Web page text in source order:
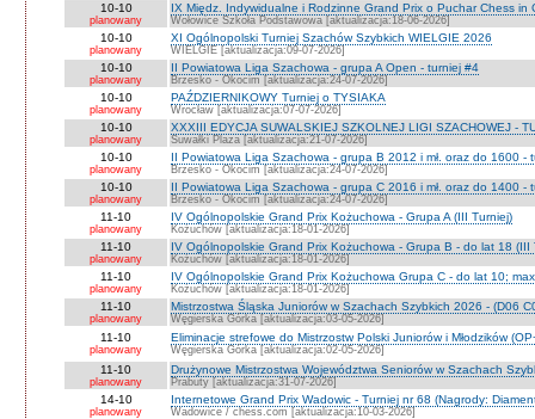
10-10
planowany
IX Międz. Indywidualne i Rodzinne Grand Prix o Puchar Chess in
Wołowice Szkoła Podstawowa [aktualizacja:18-06-2026]
10-10
planowany
XI Ogólnopolski Turniej Szachów Szybkich WIELGIE 2026
WIELGIE [aktualizacja:09-07-2026]
10-10
planowany
II Powiatowa Liga Szachowa - grupa A Open - turniej #4
Brzesko - Okocim [aktualizacja:24-07-2026]
10-10
planowany
PAŹDZIERNIKOWY Turniej o TYSIAKA
Wrocław [aktualizacja:07-07-2026]
10-10
planowany
XXXIII EDYCJA SUWALSKIEJ SZKOLNEJ LIGI SZACHOWEJ -
Suwałki Plaza [aktualizacja:21-07-2026]
10-10
planowany
II Powiatowa Liga Szachowa - grupa B 2012 i mł. oraz do 1600 -
Brzesko - Okocim [aktualizacja:24-07-2026]
10-10
planowany
II Powiatowa Liga Szachowa - grupa C 2016 i mł. oraz do 1400 -
Brzesko - Okocim [aktualizacja:24-07-2026]
11-10
planowany
IV Ogólnopolskie Grand Prix Kożuchowa - Grupa A (III Turniej)
Kożuchów [aktualizacja:18-01-2026]
11-10
planowany
IV Ogólnopolskie Grand Prix Kożuchowa - Grupa B - do lat 18 (III
Kożuchów [aktualizacja:18-01-2026]
11-10
planowany
IV Ogólnopolskie Grand Prix Kożuchowa Grupa C - do lat 10;
Kożuchów [aktualizacja:18-01-2026]
11-10
planowany
Mistrzostwa Śląska Juniorów w Szachach Szybkich 2026 - (D06
Węgierska Górka [aktualizacja:03-05-2026]
11-10
planowany
Eliminacje strefowe do Mistrzostw Polski Juniorów i Młodzików
Węgierska Górka [aktualizacja:02-05-2026]
11-10
planowany
Drużynowe Mistrzostwa Województwa Seniorów w Szachach
Prabuty [aktualizacja:31-07-2026]
14-10
planowany
Internetowe Grand Prix Wadowic - Turniej nr 68 (Nagrody:
Wadowice / chess.com [aktualizacja:10-03-2026]